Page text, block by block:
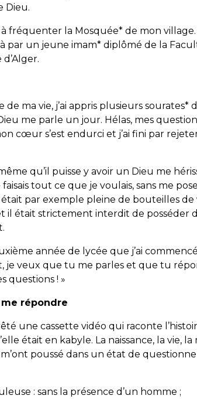
Dieu.
à fréquenter la Mosquée* de mon
par un jeune imam* diplômé de la
ma vie, j’ai appris plusieurs sourates*
me parle un jour. Hélas, mes
cœur s’est endurci et j’ai fini par
qu’il puisse y avoir un Dieu me
tout ce que je voulais, sans me
par exemple pleine de bouteilles de
était strictement interdit de posséder
année de lycée que j’ai
je veux que tu me parles et que tu
questions ! »
répondre
une cassette vidéo qui raconte
était en kabyle. La naissance, la vie,
poussé dans un état de
: sans la présence d’un homme ;